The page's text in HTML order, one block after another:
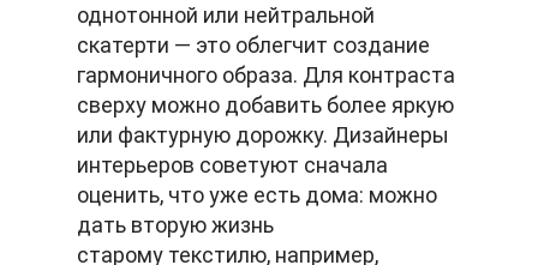
однотонной или нейтральной
скатерти — это облегчит создание
гармоничного образа. Для контраста
сверху можно добавить более яркую
или фактурную дорожку. Дизайнеры
интерьеров советуют сначала
оценить, что уже есть дома: можно
дать вторую жизнь
старому текстилю, например,